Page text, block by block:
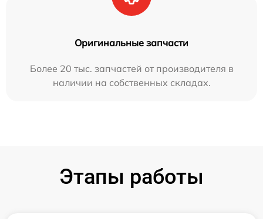
Оригинальные запчасти
Более 20 тыс. запчастей от производителя в
наличии на собственных складах.
Этапы работы